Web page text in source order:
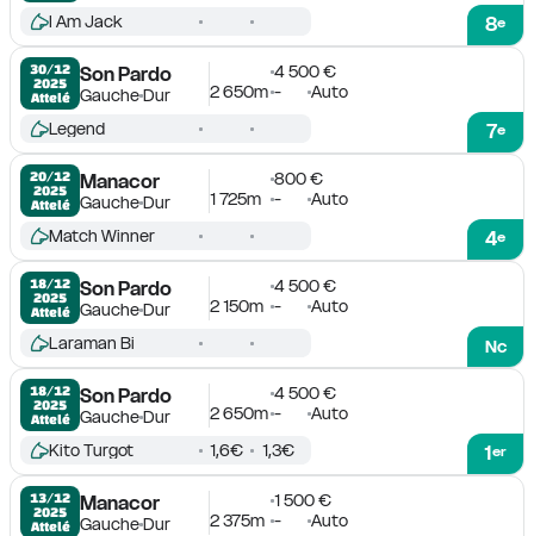
8e
I Am Jack
30/12
2025
Attelé
Son Pardo
GaucheDur
4 500 €
2 650m - Auto
7e
Legend
20/12
2025
Attelé
Manacor
GaucheDur
800 €
1 725m
- Auto
4e
Match Winner
18/12
2025
Attelé
Son Pardo
GaucheDur
4 500 €
2 150m -
Auto
Nc
Laraman Bi
18/12
2025
Attelé
Son Pardo
GaucheDur
4 500 €
2 650m - Auto
1er
Kito Turgot 1,6€ 1,3€
13/12
2025
Attelé
Manacor
GaucheDur
1 500 €
2 375m - Auto